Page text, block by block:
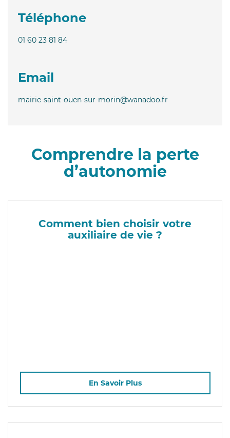
Téléphone
01 60 23 81 84
Email
mairie-saint-ouen-sur-morin@wanadoo.fr
Comprendre la perte
d’autonomie
Comment bien choisir votre
auxiliaire de vie ?
En Savoir Plus